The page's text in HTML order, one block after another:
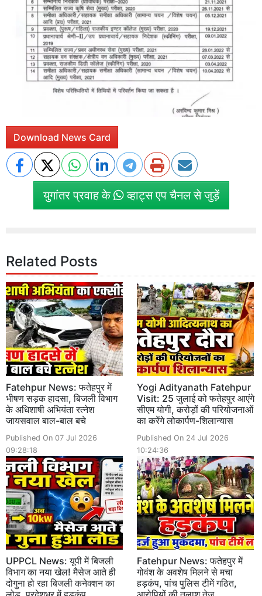
Download News Card
युगांतर प्रवाह के व्हाट्स एप चैनल से जुड़ें
Related Posts
Fatehpur News: फतेहपुर में
भीषण सड़क हादसा, बिजली विभाग
के अधिशाषी अभियंता रत्नेश
जायसवाल बाल-बाल बचे
Published On 07 Jul 2026
09:28:18
Yogi Adityanath Fatehpur
Visit: 25 जुलाई को फतेहपुर आएंगे
सीएम योगी, करोड़ों की परियोजनाओं
का करेंगे लोकार्पण-शिलान्यास
Published On 24 Jul 2026
10:24:36
UPPCL News: यूपी में बिजली
विभाग का नया खेल! मैसेज आते ही
दोगुना हो रहा बिजली कनेक्शन का
Fatehpur News: फतेहपुर में
गोवंश के अवशेष मिलने से मचा
हड़कंप, पांच पुलिस टीमें गठित,